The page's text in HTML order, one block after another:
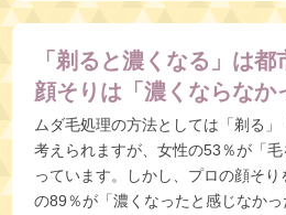
「剃ると濃くなる」は
顔そりは「濃くならなか
ムダ毛処理の方法としては「剃る
考えられますが、女性の53％が「
っています。しかし、プロの顔そ
の89％が「濃くなったと感じなかっ